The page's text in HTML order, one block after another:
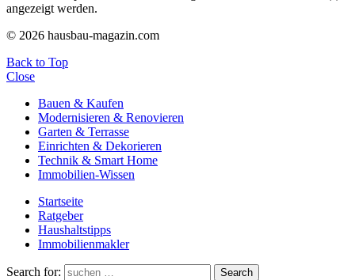
angezeigt werden.
© 2026 hausbau-magazin.com
Back to Top
Close
Bauen & Kaufen
Modernisieren & Renovieren
Garten & Terrasse
Einrichten & Dekorieren
Technik & Smart Home
Immobilien-Wissen
Startseite
Ratgeber
Haushaltstipps
Immobilienmakler
Search for: Search